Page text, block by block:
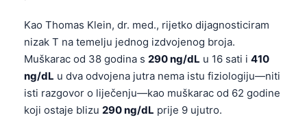
Kao Thomas Klein, dr. med., rijetko dijagnosticiram
nizak T na temelju jednog izdvojenog broja.
Muškarac od 38 godina s 290 ng/dL u 16 sati i 410
ng/dL u dva odvojena jutra nema istu fiziologiju—niti
isti razgovor o liječenju—kao muškarac od 62 godine
koji ostaje blizu 290 ng/dL prije 9 ujutro.